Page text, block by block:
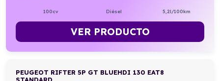
100cv Diésel 5,2l/100km
VER PRODUCTO
PEUGEOT RIFTER 5P GT BLUEHDI 130 EAT8